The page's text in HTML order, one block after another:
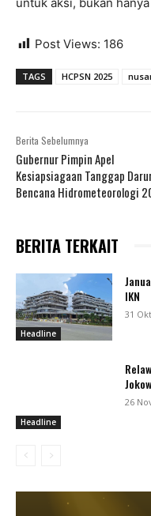
Post Views: 186
TAGS HCPSN 2025
Berita Sebelumnya
Gubernur Pimpin Apel
Kesiapsiagaan Tanggap
Bencana Hidrometeorologi
BERITA TERKAIT
Headline
IKN
31
Headline
26